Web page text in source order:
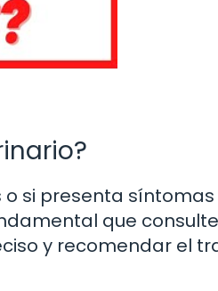
si presenta
que
y recomendar el